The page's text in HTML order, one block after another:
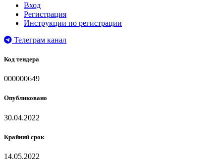
Вход
Регистрация
Инструкции по регистрации
Телеграм канал
Код тендера
000000649
Опубликовано
30.04.2022
Крайний срок
14.05.2022